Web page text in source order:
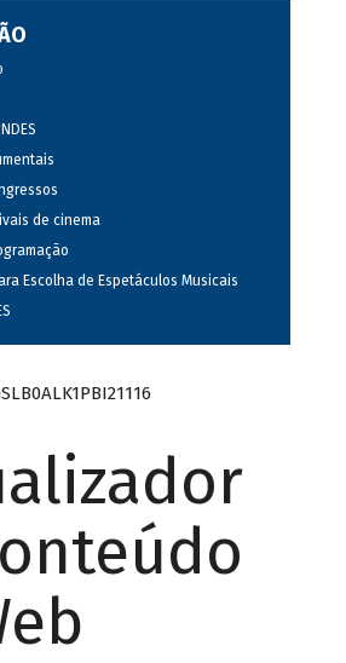
de cinema
Escolha de Espetáculos Musicais